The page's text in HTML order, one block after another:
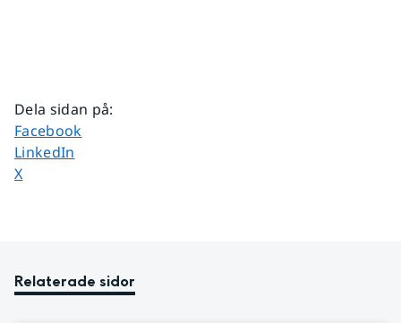
Dela sidan på:
Dela sidan på
Facebook
Dela sidan på
LinkedIn
Dela sidan på
X
Relaterade sidor